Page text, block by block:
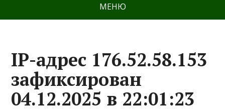
МЕНЮ
IP-адрес 176.52.58.153
зафиксирован
04.12.2025 в 22:01:23